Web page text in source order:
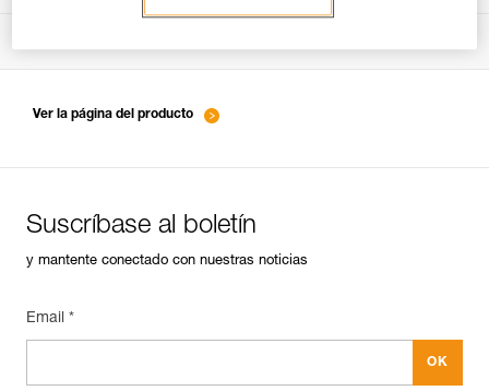
Technical Notice
entretien-casques-ES
Ver la página del producto
Suscríbase al boletín
y mantente conectado con nuestras noticias
Email *